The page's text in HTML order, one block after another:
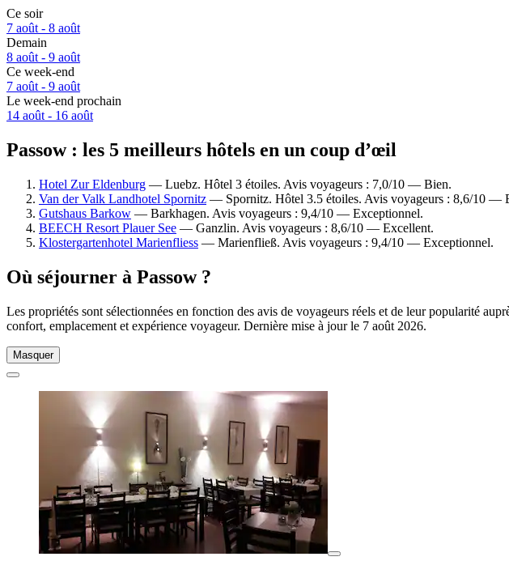
Ce soir
7 août - 8 août
Demain
8 août - 9 août
Ce week-end
7 août - 9 août
Le week-end prochain
14 août - 16 août
Passow : les 5 meilleurs hôtels en un coup d’œil
Hotel Zur Eldenburg — Luebz. Hôtel 3 étoiles. Avis voyageurs : 7,0/10 — Bien.
Van der Valk Landhotel Spornitz — Spornitz. Hôtel 3.5 étoiles. Avis voyageurs : 8,6/10 —
Gutshaus Barkow — Barkhagen. Avis voyageurs : 9,4/10 — Exceptionnel.
BEECH Resort Plauer See — Ganzlin. Avis voyageurs : 8,6/10 — Excellent.
Klostergartenhotel Marienfliess — Marienfließ. Avis voyageurs : 9,4/10 — Exceptionnel.
Où séjourner à Passow ?
Les propriétés sont sélectionnées en fonction des avis de voyageurs réels et de leur popularité
confort, emplacement et expérience voyageur. Dernière mise à jour le 7 août 2026.
Masquer